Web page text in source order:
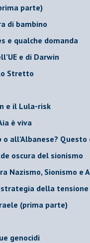
parte)
di bambino
e qualche domanda
e di Darwin
Stretto
e il Lula-risk
è viva
o all’Albanese?
oscura del sionismo
Nazismo, Sionismo e
della tensione
(prima parte)
genocidi